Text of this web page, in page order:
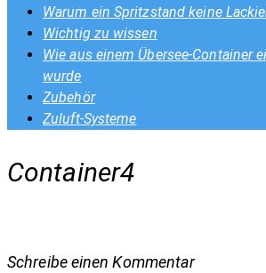
Warum ein Spritzstand keine
Wichtig zu wissen
Wie aus einem Übersee-Container
wurde
Zubehör
Zuluft-Systeme
Container4
Schreibe einen Kommentar